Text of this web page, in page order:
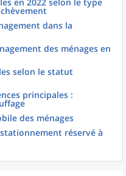
dans la
des ménages en
selon le statut
principales :
des ménages
réservé à